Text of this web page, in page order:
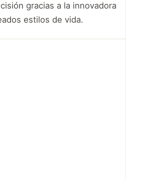
gracias a la innovadora
estilos de vida.